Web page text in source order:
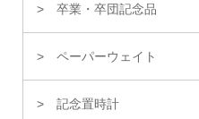
卒業・卒団記念品
ペーパーウェイト
記念置時計